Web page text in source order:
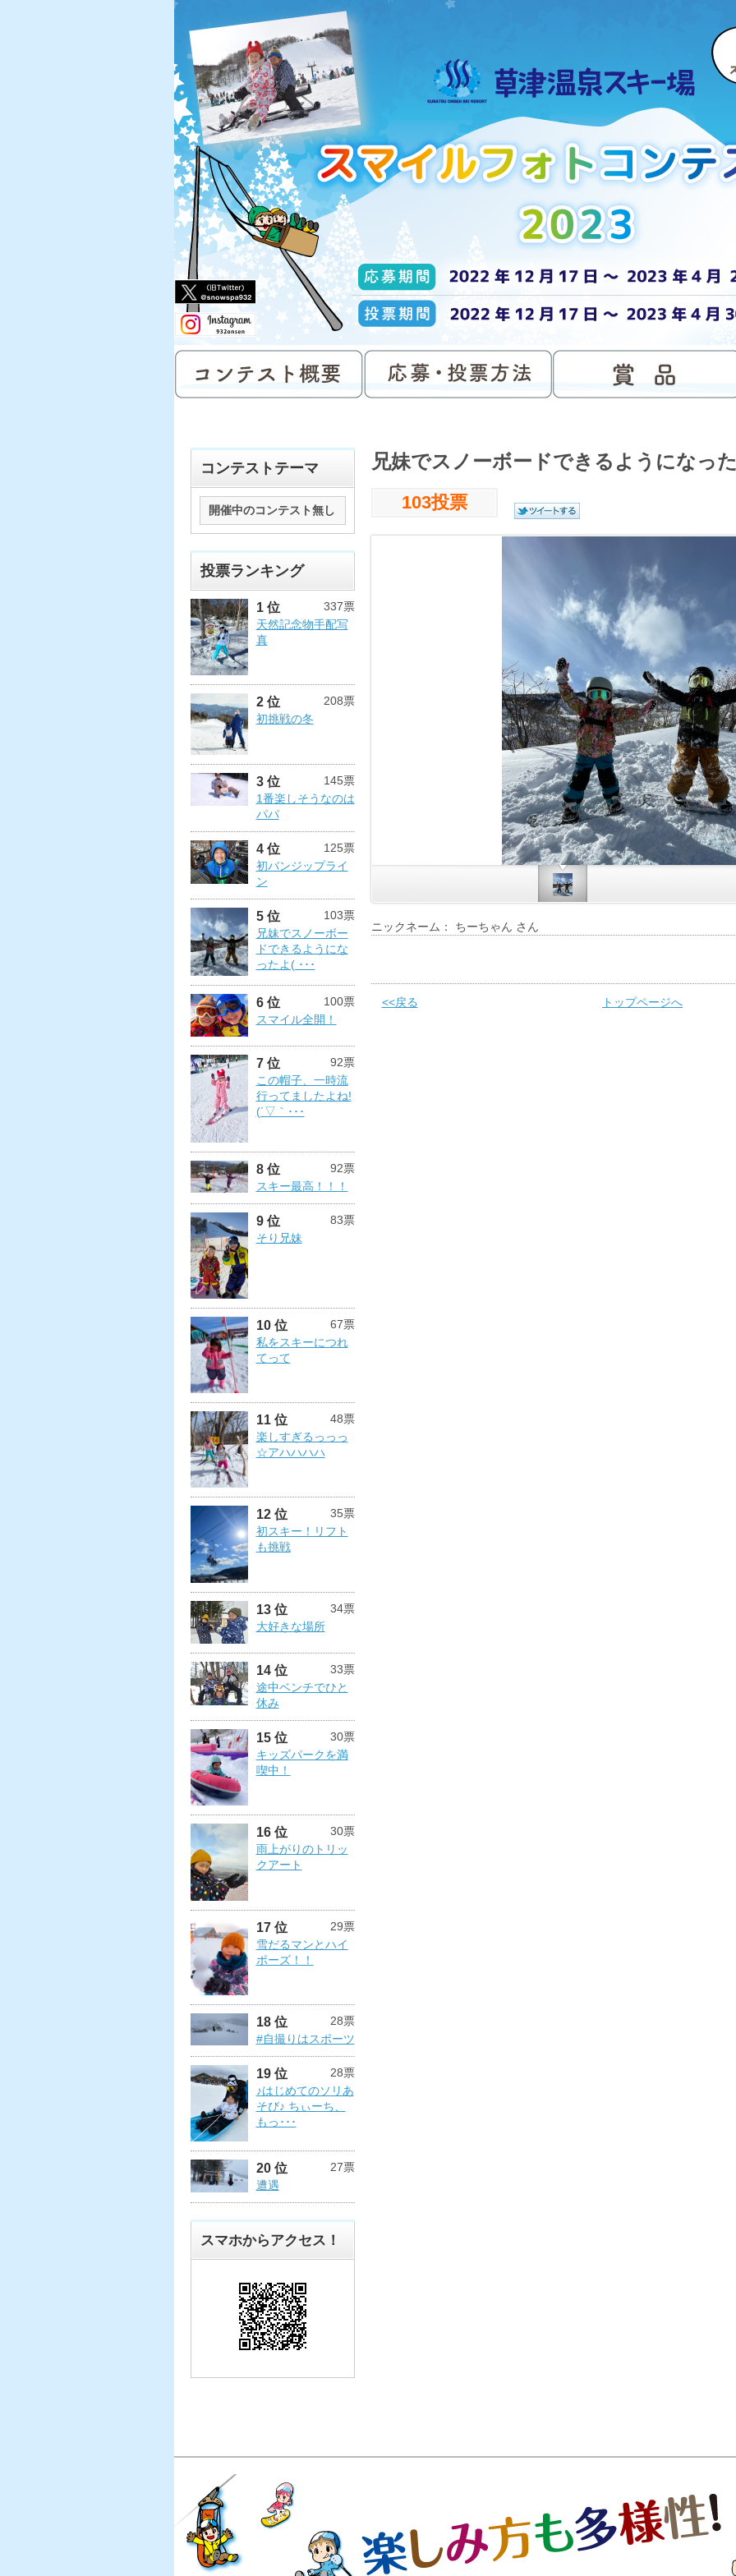
コンテストテーマ
開催中のコンテスト無し
投票ランキング
1 位
337票
天然記念物手配写
真
2 位
208票
初挑戦の冬
3 位
145票
1番楽しそうなのは
パパ
4 位
125票
初バンジップライ
ン
5 位
103票
兄妹でスノーボー
ドできるようにな
ったよ( ･･･
6 位
100票
スマイル全開！
7 位
92票
この帽子、一時流
行ってましたよね!
(´▽｀･･･
8 位
92票
スキー最高！！！
9 位
83票
そり兄妹
10 位
67票
私をスキーにつれ
てって
11 位
48票
楽しすぎるっっっ
☆アハハハハ
12 位
35票
初スキー！リフト
も挑戦
13 位
34票
大好きな場所
14 位
33票
途中ベンチでひと
休み
15 位
30票
キッズパークを満
喫中！
16 位
30票
雨上がりのトリッ
クアート
17 位
29票
雪だるマンとハイ
ポーズ！！
18 位
28票
#自撮りはスポーツ
19 位
28票
♪はじめてのソリあ
そび♪ ちぃーち、
もっ･･･
20 位
27票
遭遇
スマホからアクセス！
兄妹でスノーボードできるようになっ
103投票
ニックネーム： ちーちゃん さん
<<戻る トップページへ